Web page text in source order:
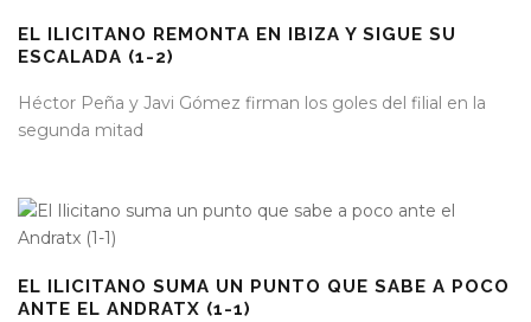
EL ILICITANO REMONTA EN IBIZA Y SIGUE SU
ESCALADA (1-2)
Héctor Peña y Javi Gómez firman los goles del filial en la
segunda mitad
EL ILICITANO SUMA UN PUNTO QUE SABE A POCO
ANTE EL ANDRATX (1-1)